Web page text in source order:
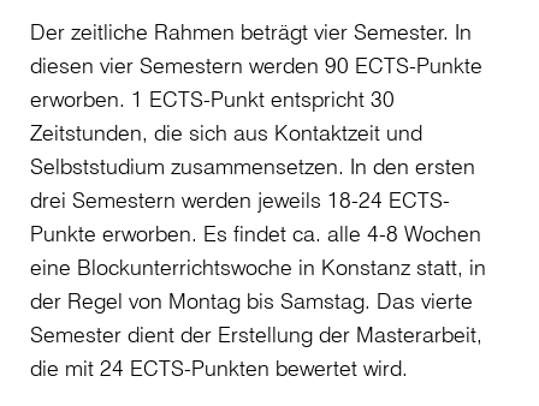
Der zeitliche Rahmen beträgt vier Semester. In
diesen vier Semestern werden 90 ECTS-Punkte
erworben. 1 ECTS-Punkt entspricht 30
Zeitstunden, die sich aus Kontaktzeit und
Selbststudium zusammensetzen. In den ersten
drei Semestern werden jeweils 18-24 ECTS-
Punkte erworben. Es findet ca. alle 4-8 Wochen
eine Blockunterrichtswoche in Konstanz statt, in
der Regel von Montag bis Samstag. Das vierte
Semester dient der Erstellung der Masterarbeit,
die mit 24 ECTS-Punkten bewertet wird.